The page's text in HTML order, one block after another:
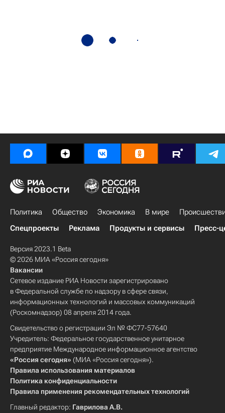
Политика Общество Экономика В мире
Спецпроекты
Реклама Продукты и сервисы Пресс-
Версия 2023.1 Beta
© 2026 МИА «Россия сегодня»
Вакансии
Сетевое издание РИА Новости зарегистрировано
в Федеральной службе по надзору в сфере связи,
информационных технологий и массовых коммуникаций
(Роскомнадзор) 08 апреля 2014 года.
Свидетельство о регистрации Эл № ФС77-57640
Учредитель: Федеральное государственное унитарное
предприятие Международное информационное агентство
«Россия сегодня» (МИА «Россия сегодня»).
Правила использования материалов
Политика конфиденциальности
Правила применения рекомендательных технологий
Главный редактор: Гаврилова А.В.